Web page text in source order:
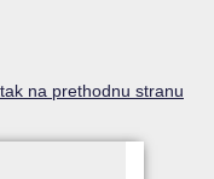
na prethodnu stranu